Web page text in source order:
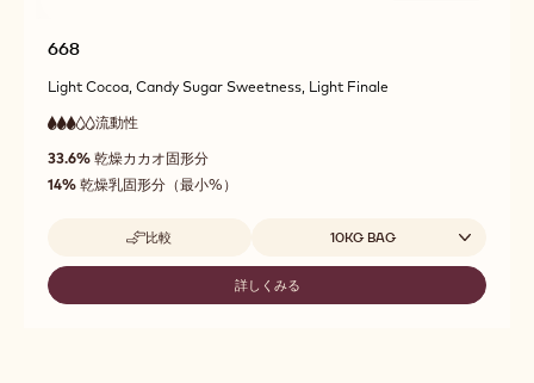
668
Light Cocoa, Candy Sugar Sweetness, Light Finale
3
out
of
5
流動性
流
動
33.6% 乾燥カカオ固形分
14% 乾燥乳固形分（最小%）
比較
-
668
10KG BAG
詳しくみる
-